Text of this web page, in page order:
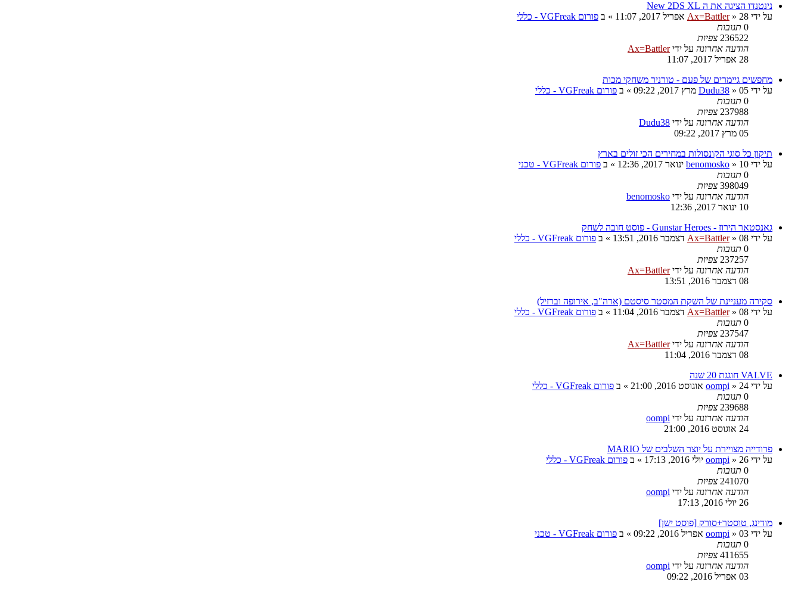
נינטנדו הציגה את ה New 2DS XL
על ידי
Ax=Battler» 28 אפריל 2017, 11:07 » ב פורום VGFreak - כללי
0 תגובות
236522 צפיות
הודעה אחרונה על ידיAx=Battler
28 אפריל 2017, 11:07
מחפשים גיימרים של פעם - טורניר משחקי מכות
על ידי
Dudu38 » 05 מרץ 2017, 09:22 » ב פורום VGFreak - כללי
0 תגובות
237988 צפיות
הודעה אחרונה על ידי Dudu38
05 מרץ 2017, 09:22
תיקון כל סוגי הקונסולות במחירים הכי זולים בארץ
על ידי
benomosko » 10 ינואר 2017, 12:36 » ב פורום VGFreak - טכני
0 תגובות
398049 צפיות
הודעה אחרונה על ידי benomosko
10 ינואר 2017, 12:36
גאנסטאר הירוז - Gunstar Heroes - פוסט חובה לשחק
על ידי
Ax=Battler» 08 דצמבר 2016, 13:51 » ב פורום VGFreak - כללי
0 תגובות
237257 צפיות
הודעה אחרונה על ידיAx=Battler
08 דצמבר 2016, 13:51
סקירה מעניינת של השקת המסטר סיסטם (ארה"ב, אירופה וברזיל)
על ידי
Ax=Battler» 08 דצמבר 2016, 11:04 » ב פורום VGFreak - כללי
0 תגובות
237547 צפיות
הודעה אחרונה על ידיAx=Battler
08 דצמבר 2016, 11:04
VALVE חוגגת 20 שנה
על ידי
oompi » 24 אוגוסט 2016, 21:00 » ב פורום VGFreak - כללי
0 תגובות
239688 צפיות
הודעה אחרונה על ידי oompi
24 אוגוסט 2016, 21:00
פרודייה מצויירת על יוצר השלבים של MARIO
על ידי
oompi » 26 יולי 2016, 17:13 » ב פורום VGFreak - כללי
0 תגובות
241070 צפיות
הודעה אחרונה על ידי oompi
26 יולי 2016, 17:13
מודינג, טוסטר+סורק [פוסט ישן]
על ידי
oompi » 03 אפריל 2016, 09:22 » ב פורום VGFreak - טכני
0 תגובות
411655 צפיות
הודעה אחרונה על ידי oompi
03 אפריל 2016, 09:22